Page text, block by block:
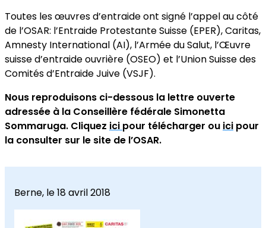
Toutes les œuvres d’entraide ont signé l’appel au côté
de l’OSAR: l’Entraide Protestante Suisse (EPER), Caritas,
Amnesty International (AI), l’Armée du Salut, l’Œuvre
suisse d’entraide ouvrière (OSEO) et l’Union Suisse des
Comités d’Entraide Juive (VSJF).
Nous reproduisons ci-dessous la lettre ouverte
adressée à la Conseillère fédérale Simonetta
Sommaruga. Cliquez ici pour télécharger ou ici pour
la consulter sur le site de l’OSAR.
Berne, le 18 avril 2018